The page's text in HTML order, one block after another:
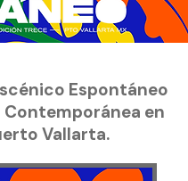
Espontáneo
Contemporánea en
Vallarta.